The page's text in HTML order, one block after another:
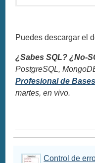
Puedes descargar el
¿Sabes SQL? ¿No-
PostgreSQL,
Profesional de
martes, en vivo.
Control de